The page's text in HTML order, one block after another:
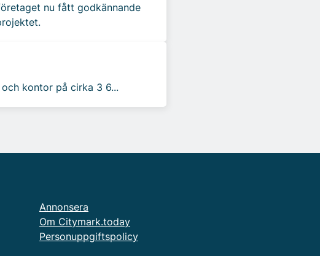
nu fått godkännande
kontor på cirka 3 6...
Annonsera
Om Citymark.today
Personuppgiftspolicy